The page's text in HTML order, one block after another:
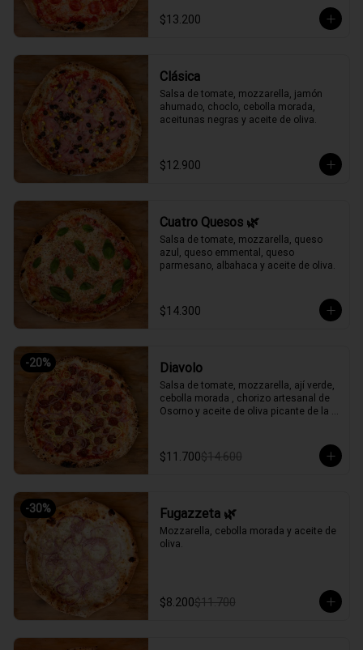
$13.200
Clásica
Salsa de tomate, mozzarella, jamón
ahumado, choclo, cebolla morada,
aceitunas negras y aceite de oliva.
$12.900
Cuatro Quesos 🌿
Salsa de tomate, mozzarella, queso
azul, queso emmental, queso
parmesano, albahaca y aceite de oliva.
$14.300
-20% Diavolo
Salsa de tomate, mozzarella, ají verde,
cebolla morada , chorizo artesanal de
Osorno y aceite de oliva picante de la
$11.700$14.600
-30% Fugazzeta 🌿
Mozzarella, cebolla morada y aceite de
oliva.
$8.200$11.700